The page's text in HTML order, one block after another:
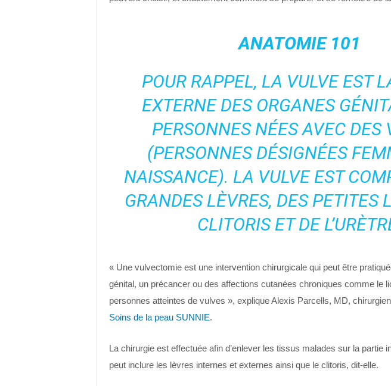
ANATOMIE 101
POUR RAPPEL, LA VULVE EST
EXTERNE DES ORGANES
PERSONNES NÉES AVEC DES
(PERSONNES DÉSIGNÉES
NAISSANCE). LA VULVE EST
GRANDES LÈVRES, DES PETITES
CLITORIS ET DE
« Une vulvectomie est une intervention chirurgicale qui peut être
génital, un précancer ou des affections cutanées chroniques comme le
personnes atteintes de vulves », explique Alexis Parcells, MD,
Soins de la peau SUNNIE.
La chirurgie est effectuée afin d’enlever les tissus malades sur la partie
peut inclure les lèvres internes et externes ainsi que le clitoris, dit-elle.